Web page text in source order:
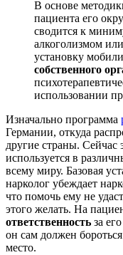
В основе
пациента его
сводится к
алкоголизмом
установку
собственного
использовании
Изначально программа
Германии, откуда
другие страны. Сейчас
используется в
всему миру. Базовая
нарколог убеждает
что помочь ему не
этого желать. На
ответственность за
он сам должен
место.